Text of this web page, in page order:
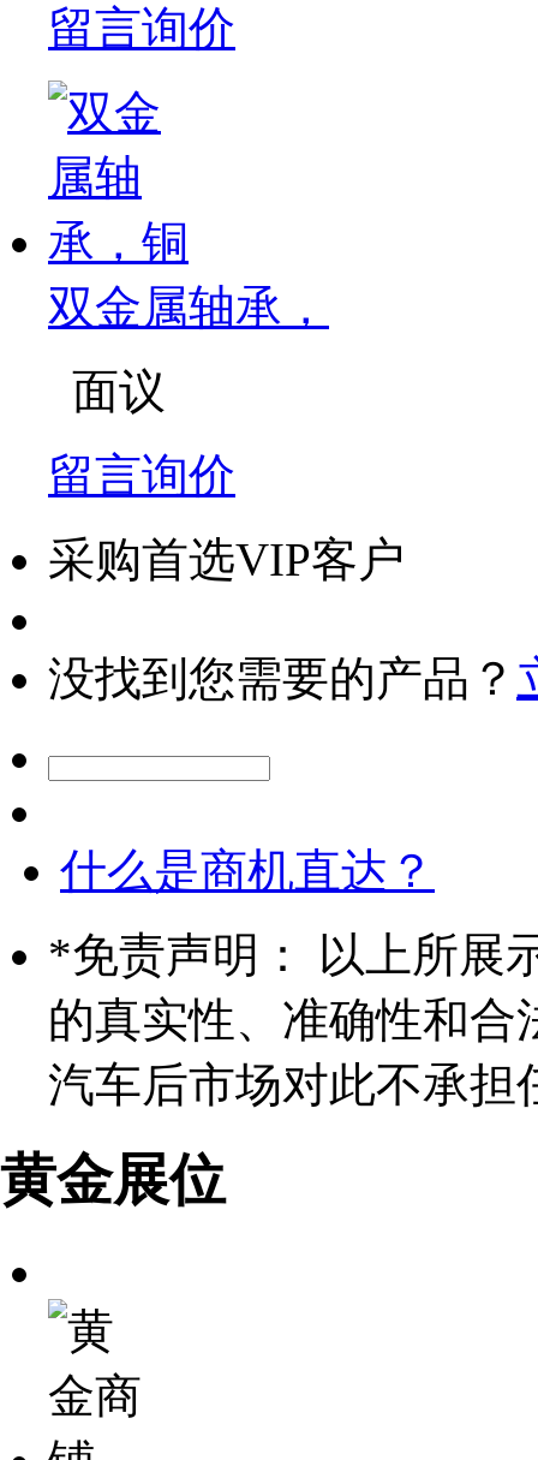
留言询价
双金属轴承，
面议
留言询价
采购首选VIP客户
没找到您需要的产品？
什么是商机直达？
*免责声明： 以上所展
的真实性、准确性和合
汽车后市场对此不承担
黄金展位